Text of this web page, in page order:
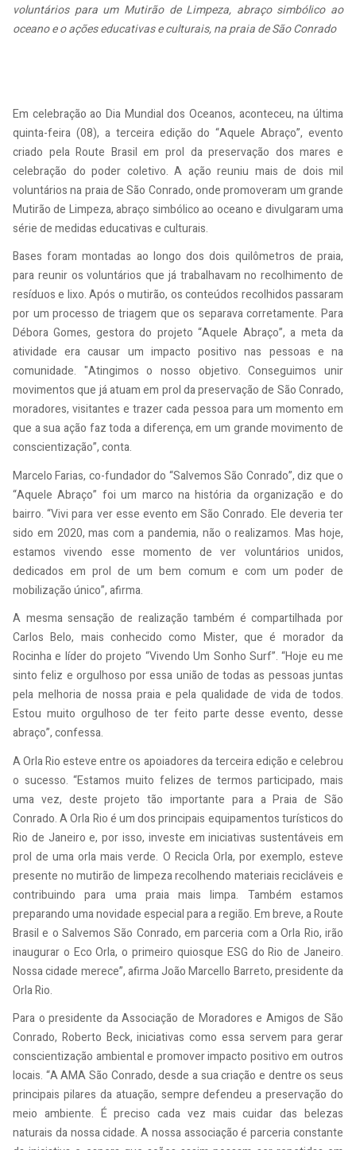
voluntários para um Mutirão de Limpeza, abraço simbólico ao
oceano e o ações educativas e culturais, na praia de São Conrado
Em celebração ao Dia Mundial dos Oceanos, aconteceu, na última
quinta-feira (08), a terceira edição do “Aquele Abraço”, evento
criado pela Route Brasil em prol da preservação dos mares e
celebração do poder coletivo. A ação reuniu mais de dois mil
voluntários na praia de São Conrado, onde promoveram um grande
Mutirão de Limpeza, abraço simbólico ao oceano e divulgaram uma
série de medidas educativas e culturais.
Bases foram montadas ao longo dos dois quilômetros de praia,
para reunir os voluntários que já trabalhavam no recolhimento de
resíduos e lixo. Após o mutirão, os conteúdos recolhidos passaram
por um processo de triagem que os separava corretamente. Para
Débora Gomes, gestora do projeto “Aquele Abraço”, a meta da
atividade era causar um impacto positivo nas pessoas e na
comunidade. "Atingimos o nosso objetivo. Conseguimos unir
movimentos que já atuam em prol da preservação de São Conrado,
moradores, visitantes e trazer cada pessoa para um momento em
que a sua ação faz toda a diferença, em um grande movimento de
conscientização”, conta.
Marcelo Farias, co-fundador do “Salvemos São Conrado”, diz que o
“Aquele Abraço” foi um marco na história da organização e do
bairro. “Vivi para ver esse evento em São Conrado. Ele deveria ter
sido em 2020, mas com a pandemia, não o realizamos. Mas hoje,
estamos vivendo esse momento de ver voluntários unidos,
dedicados em prol de um bem comum e com um poder de
mobilização único”, afirma.
A mesma sensação de realização também é compartilhada por
Carlos Belo, mais conhecido como Mister, que é morador da
Rocinha e líder do projeto “Vivendo Um Sonho Surf”. “Hoje eu me
sinto feliz e orgulhoso por essa união de todas as pessoas juntas
pela melhoria de nossa praia e pela qualidade de vida de todos.
Estou muito orgulhoso de ter feito parte desse evento, desse
abraço”, confessa.
A Orla Rio esteve entre os apoiadores da terceira edição e celebrou
o sucesso. “Estamos muito felizes de termos participado, mais
uma vez, deste projeto tão importante para a Praia de São
Conrado. A Orla Rio é um dos principais equipamentos turísticos do
Rio de Janeiro e, por isso, investe em iniciativas sustentáveis em
prol de uma orla mais verde. O Recicla Orla, por exemplo, esteve
presente no mutirão de limpeza recolhendo materiais recicláveis e
contribuindo para uma praia mais limpa. Também estamos
preparando uma novidade especial para a região. Em breve, a Route
Brasil e o Salvemos São Conrado, em parceria com a Orla Rio, irão
inaugurar o Eco Orla, o primeiro quiosque ESG do Rio de Janeiro.
Nossa cidade merece”, afirma João Marcello Barreto, presidente da
Orla Rio.
Para o presidente da Associação de Moradores e Amigos de São
Conrado, Roberto Beck, iniciativas como essa servem para gerar
conscientização ambiental e promover impacto positivo em outros
locais. “A AMA São Conrado, desde a sua criação e dentre os seus
principais pilares da atuação, sempre defendeu a preservação do
meio ambiente. É preciso cada vez mais cuidar das belezas
naturais da nossa cidade. A nossa associação é parceria constante